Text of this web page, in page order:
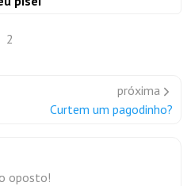
2
próxima
Curtem um pagodinho?
oposto!